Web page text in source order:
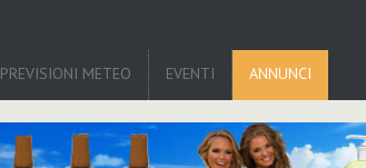
PREVISIONI METEO EVENTI ANNUNCI